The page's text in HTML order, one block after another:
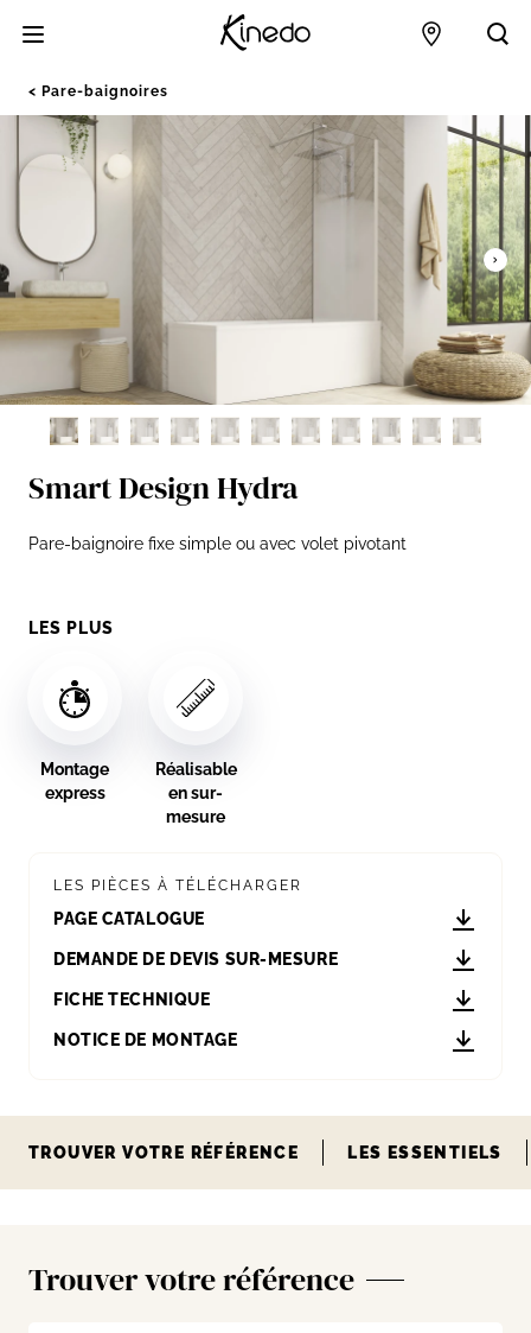
Points de
Pare-baignoires
Smart Design Hydra
Pare-baignoire fixe simple ou avec volet pivotant
LES PLUS
Montage
express
Réalisable
en sur-
mesure
LES PIÈCES À TÉLÉCHARGER
PAGE CATALOGUE
DEMANDE DE DEVIS SUR-MESURE
FICHE TECHNIQUE
NOTICE DE MONTAGE
TROUVER VOTRE RÉFÉRENCE LES ESSENTIELS
Trouver votre référence